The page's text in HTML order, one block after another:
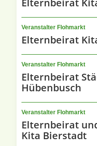
Elternbeirat
Veranstalter Flohmarkt
Elternbeirat
Veranstalter Flohmarkt
Elternbeirat
Hübenbusch
Veranstalter Flohmarkt
Elternbeirat
Kita Bierstadt